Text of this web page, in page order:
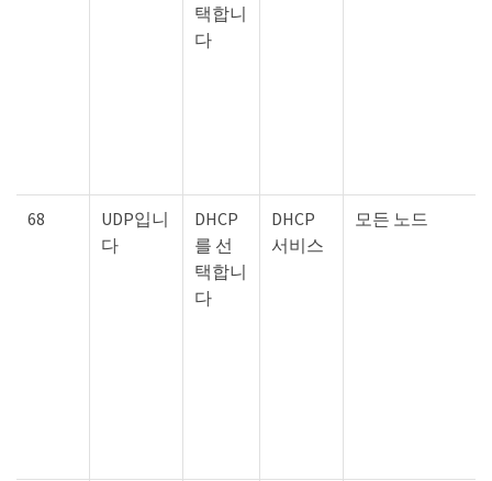
택합니
다
68
UDP입니
다
DHCP
를 선
택합니
다
DHCP
서비스
모든 노드